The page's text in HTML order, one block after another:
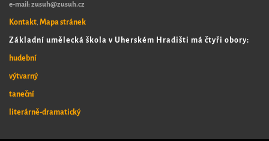
e-mail: zusuh@zusuh.cz
Kontakt, Mapa stránek
Základní umělecká škola v Uherském Hradišti má čtyři obory:
hudební
výtvarný
taneční
literárně-dramatický